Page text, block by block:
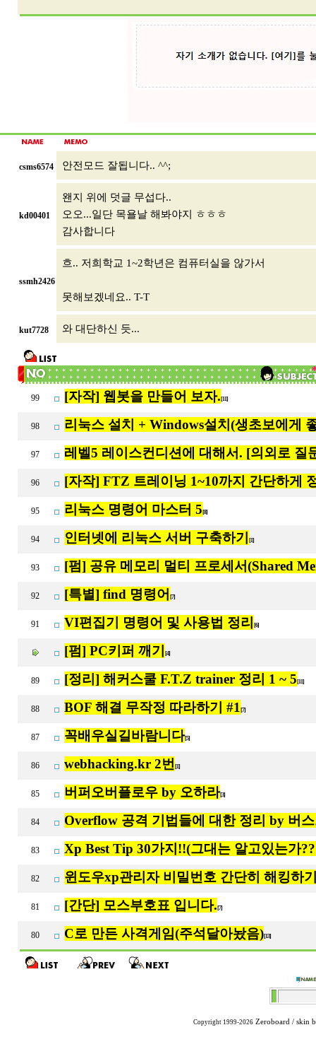
csms6574 안전모드 잘됩니다.. ^^;
kd00401
왠지 위에 덧글 무섭다..
오오...일단 목욜날 해봐야지 ㅎㅎㅎ
감사합니다
ssmh2426
흐.. 저희학교 1~2학년은 컴퓨터실을 않가서
못해보겠네요.. T-T
kut7728 와 대단하신 듯...
99 [자작] 웹봇을 만들어 보자. [11]
98 리눅스 설치 + Windows설치(생초보에게
97 레벨5 레이스컨디션에 대해서. [의외로 질
96 [자작] FTZ 트레이닝 1~10까지 간단하게
95 리눅스 명령어 마스터 5 [8]
94 인터넷에 리눅스 서버 구축하기 [1]
93 [펌] 공유 메모리 멀티 프로세서(Shared
92 [특별] find 명령어 [7]
91 VI편집기 명령어 및 사용법 정리 [6]
[펌] PC키퍼 깨기 [4]
89 [정리] 해커스쿨 F.T.Z trainer 정리 1 ~ 5 [11]
88 BOF 해결 무작정 따라하기 #1 [7]
87 꼭배우실길바람니다[5]
86 webhacking.kr 2번 [1]
85 버퍼오버플로우 by 오하라[3]
84 Overflow 공격 기법들에 대한 정리 by 버
83 Xp Best Tip 30가지!!(그대는 알고있는가
82 윈도우xp관리자 비밀번호 간단히 해킹하
81 [간단] 모스부호표 입니다. [7]
80 C로 만든 사격게임(주석달아놨음)[13]
Copyright 1999-2026 Zeroboard / skin